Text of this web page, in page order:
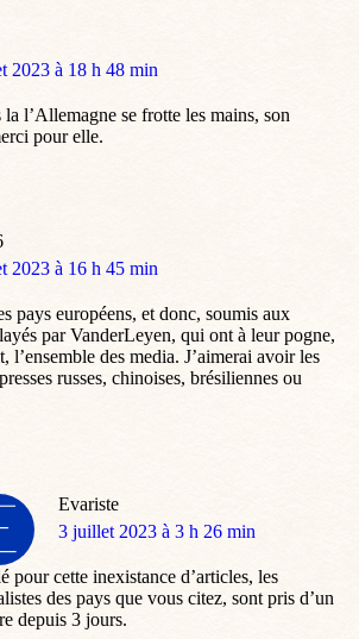
2023 à 18 h 48 min
l’Allemagne se frotte les mains, son
pour elle.
2023 à 16 h 45 min
pays européens, et donc, soumis aux
par VanderLeyen, qui ont à leur pogne,
l’ensemble des media. J’aimerai avoir les
russes, chinoises, brésiliennes ou
Evariste
dit
3 juillet 2023 à 3 h 26 min
pour cette inexistance d’articles, les
des pays que vous citez, sont pris d’un
depuis 3 jours.